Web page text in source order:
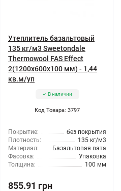
Утеплитель базальтовый
135 кг/м3 Sweetondale
Thermowool FAS Effect
2(1200x600x100 мм) - 1,44
кв.м/уп
В наличии
Код Товара: 3797
Покрытие:
без покрытия
Плотность:
135 кг/м3
Материал:
Базальтовая вата
Фасовка:
Упаковка
Толщина:
100 мм
855.91 грн